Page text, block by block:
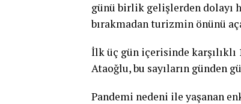
günü birlik gelişlerden dolayı
bırakmadan turizmin önünü
İlk üç gün içerisinde karşılıklı
Ataoğlu, bu sayıların günden
Pandemi nedeni ile yaşanan